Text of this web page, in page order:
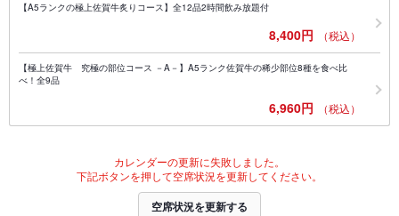
【A5ランクの極上佐賀牛炙りコース】全12品2時間飲み放題付
8,400円 （税込）
【極上佐賀牛 究極の部位コース －A－】A5ランク佐賀牛の稀少部位8種を食べ比
べ！全9品
6,960円 （税込）
カレンダーの更新に失敗しました。
下記ボタンを押して空席状況を更新してください。
空席状況を更新する